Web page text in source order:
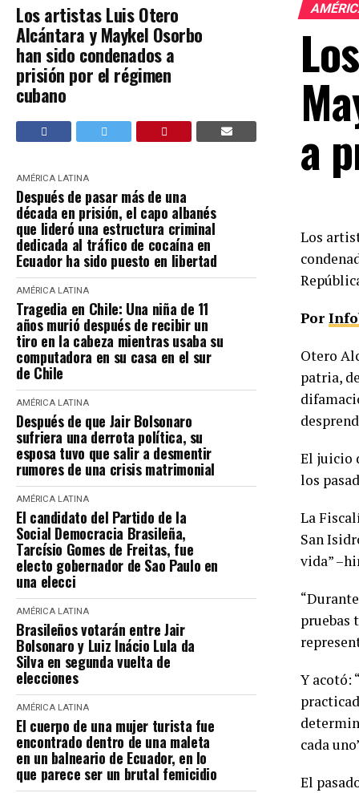
Los artistas Luis Otero
Alcántara y Maykel Osorbo
han sido condenados a
prisión por el régimen
cubano
AMÉRICA LATINA
Después de pasar más de una
década en prisión, el capo albanés
que lideró una estructura criminal
dedicada al tráfico de cocaína en
Ecuador ha sido puesto en libertad
AMÉRICA LATINA
Tragedia en Chile: Una niña de 11
años murió después de recibir un
tiro en la cabeza mientras usaba su
computadora en su casa en el sur
de Chile
AMÉRICA LATINA
Después de que Jair Bolsonaro
sufriera una derrota política, su
esposa tuvo que salir a desmentir
rumores de una crisis matrimonial
AMÉRICA LATINA
El candidato del Partido de la
Social Democracia Brasileña,
Tarcísio Gomes de Freitas, fue
electo gobernador de Sao Paulo en
una elecci
AMÉRICA LATINA
Brasileños votarán entre Jair
Bolsonaro y Luiz Inácio Lula da
Silva en segunda vuelta de
elecciones
AMÉRICA LATINA
El cuerpo de una mujer turista fue
encontrado dentro de una maleta
en un balneario de Ecuador, en lo
que parece ser un brutal femicidio
a
Los
Por
Otero
patria,
El juicio
los
La
San
vida”
pruebas
Y acotó:
cada
El